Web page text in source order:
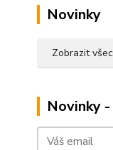
Novinky
Zobrazit
Novinky